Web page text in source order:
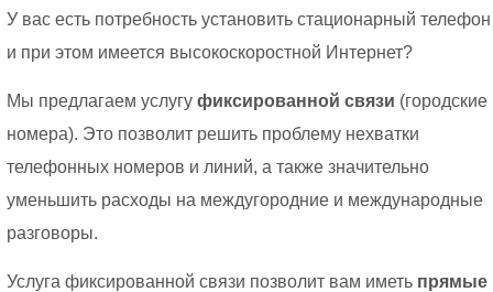
У вас есть потребность установить стационарный телефон
и при этом имеется высокоскоростной Интернет?
Мы предлагаем услугу фиксированной связи (городские
номера). Это позволит решить проблему нехватки
телефонных номеров и линий, а также значительно
уменьшить расходы на междугородние и международные
разговоры.
Услуга фиксированной связи позволит вам иметь прямые